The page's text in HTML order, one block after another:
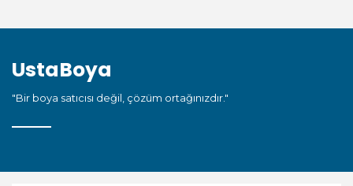
UstaBoya
"Bir boya satıcısı değil, çözüm ortağınızdır."